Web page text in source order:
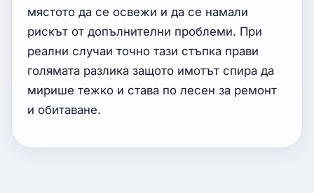
мястото да се освежи и да се намали
рискът от допълнителни проблеми. При
реални случаи точно тази стъпка прави
голямата разлика защото имотът спира да
мирише тежко и става по лесен за ремонт
и обитаване.